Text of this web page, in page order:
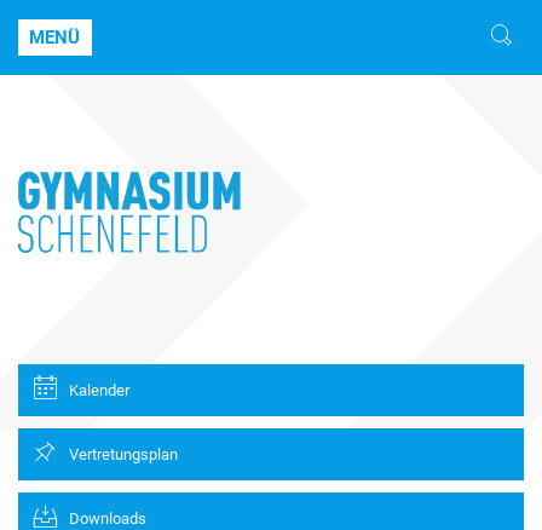
MENÜ
Kalender
Vertretungsplan
Downloads